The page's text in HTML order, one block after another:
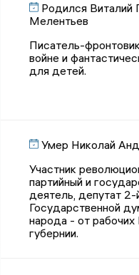
Родился Виталий
Мелентьев
Писатель-
войне и
для детей.
Умер Николай
Участник
партийный и
деятель, депутат 2-
Государственной
народа - от
губернии.